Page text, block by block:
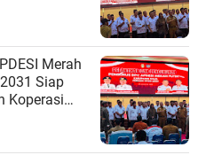
Merah
Siap
Koperasi